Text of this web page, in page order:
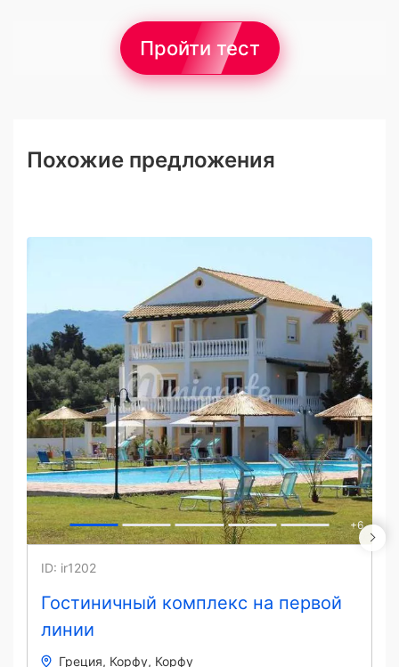
Пройти тест
Похожие предложения
+6
Гостиничный комплекс на первой
линии
ID: ir1202
Греция Корфу Корфу